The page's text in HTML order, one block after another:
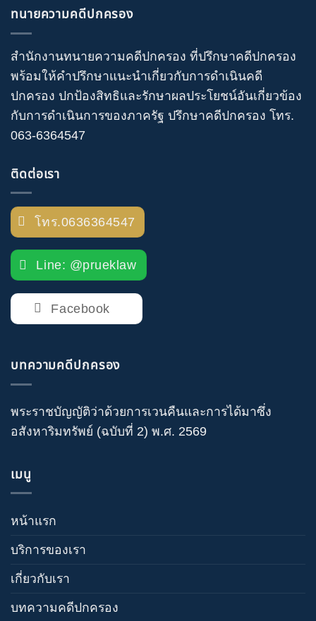
ทนายความคดีปกครอง
สำนักงานทนายความคดีปกครอง ที่ปรึกษาคดีปกครอง
พร้อมให้คำปรึกษาแนะนำเกี่ยวกับการดำเนินคดี
ปกครอง ปกป้องสิทธิและรักษาผลประโยชน์อันเกี่ยวข้อง
กับการดำเนินการของภาครัฐ ปรึกษาคดีปกครอง โทร.
063-6364547
ติดต่อเรา
โทร.0636364547
Line: @prueklaw
Facebook
บทความคดีปกครอง
พระราชบัญญัติว่าด้วยการเวนคืนและการได้มาซึ่ง
อสังหาริมทรัพย์ (ฉบับที่ 2) พ.ศ. 2569
เมนู
หน้าแรก
บริการของเรา
เกี่ยวกับเรา
บทความคดีปกครอง